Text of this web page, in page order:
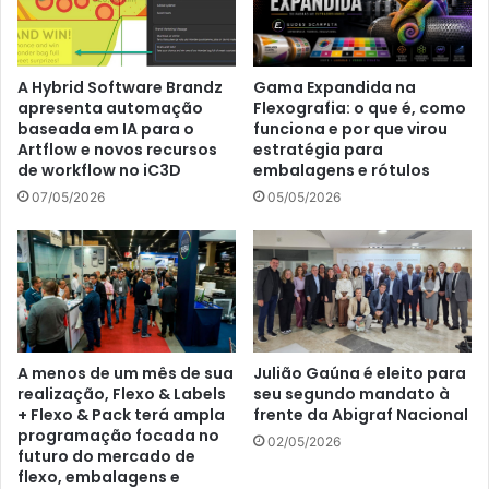
A Hybrid Software Brandz
apresenta automação
baseada em IA para o
Artflow e novos recursos
de workflow no iC3D
07/05/2026
Gama Expandida na
Flexografia: o que é, como
funciona e por que virou
estratégia para
embalagens e rótulos
05/05/2026
A menos de um mês de sua
realização, Flexo & Labels
+ Flexo & Pack terá ampla
programação focada no
futuro do mercado de
flexo, embalagens e
Julião Gaúna é eleito para
seu segundo mandato à
frente da Abigraf Nacional
02/05/2026